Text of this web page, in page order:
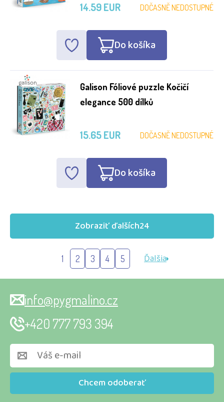
DOČASNĚ NEDOSTUPNÉ
14.59 EUR
Do košíka
Galison Fóliové puzzle Kočičí
elegance 500 dílků
DOČASNĚ NEDOSTUPNÉ
15.65 EUR
Do košíka
Zobraziť ďalších24
1 2 3 4 5 Ďalšia
Chcem odoberať
info@pygmalino.cz
+420 777 793 394